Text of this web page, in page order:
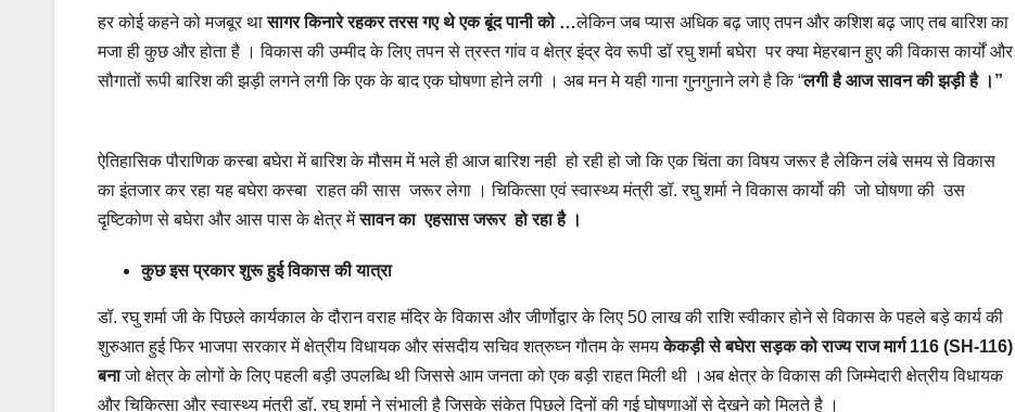
हर कोई कहने को मजबूर थासागर किनारे रहकर तरस गए थे एक बूंद पानी को …लेकिन जब प्यास अधिक बढ़ जाए तपन और कशिश बढ़ जाए तब बारिश का
मजा ही कुछ और होता है । विकास की उम्मीद के लिए तपन से त्रस्त गांव व क्षेत्र इंद्र देव रूपी डॉ रघु शर्मा बघेरा पर क्या मेहरबान हुए की विकास कार्यों और
सौगातों रूपी बारिश की झड़ी लगने लगी कि एक के बाद एक घोषणा होने लगी । अब मन मे यही गाना गुनगुनाने लगे है कि “लगी है आज सावन की झड़ी है ।”
ऐतिहासिक पौराणिक कस्बा बघेरा में बारिश के मौसम में भले ही आज बारिश नही हो रही हो जो कि एक चिंता का विषय जरूर है लेकिन लंबे समय से विकास
का इंतजार कर रहा यह बघेरा कस्बा राहत की सास जरूर लेगा । चिकित्सा एवं स्वास्थ्य मंत्री डॉ. रघु शर्मा ने विकास कार्यो की जो घोषणा की उस
दृष्टिकोण से बघेरा और आस पास के क्षेत्र मेंसावन का एहसास जरूर हो रहा है ।
कुछ इस प्रकार शुरू हुई विकास की यात्रा
डॉ. रघु शर्मा जी के पिछले कार्यकाल के दौरान वराह मंदिर के विकास और जीर्णोद्वार के लिए 50 लाख की राशि स्वीकार होने से विकास के पहले बड़े कार्य की
शुरुआत हुई फिर भाजपा सरकार में क्षेत्रीय विधायक और संसदीय सचिव शत्रुघ्न गौतम के समयकेकड़ी से बघेरा सड़क को राज्य राज मार्ग 116 (SH-116)
बनाजो क्षेत्र के लोगों के लिए पहली बड़ी उपलब्धि थी जिससे आम जनता को एक बड़ी राहत मिली थी ।अब क्षेत्र के विकास की जिम्मेदारी क्षेत्रीय विधायक
और चिकित्सा और स्वास्थ्य मंत्री डॉ. रघु शर्मा ने संभाली है जिसके संकेत पिछले दिनों की गई घोषणाओं से देखने को मिलते है ।